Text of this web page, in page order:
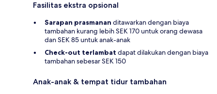
Fasilitas ekstra opsional
Sarapan prasmanan ditawarkan dengan biaya
tambahan kurang lebih SEK 170 untuk orang dewasa
dan SEK 85 untuk anak-anak
Check-out terlambat dapat dilakukan dengan biaya
tambahan sebesar SEK 150
Anak-anak & tempat tidur tambahan